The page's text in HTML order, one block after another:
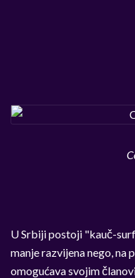
U Srbiji postoji "kauč-
manje razvijena nego, na
omogućava svojim